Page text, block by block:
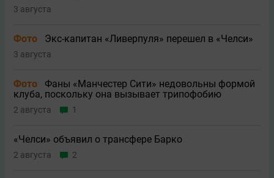
3 августа
Фото Экс-капитан «Ливерпуля» перешел в «Челси»
3 августа
Фото
Фаны «Манчестер Сити» недовольны формой
клуба, поскольку она вызывает трипофобию
2 августа 1
«Челси» объявил о трансфере Барко
2 августа 2